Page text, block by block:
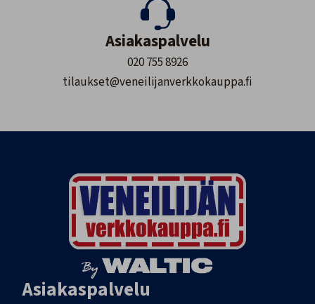
Asiakaspalvelu
020 755 8926
tilaukset@veneilijanverkkokauppa.fi
Asiakaspalvelu